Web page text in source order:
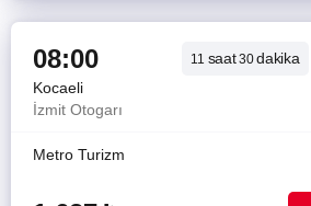
08:00 11 saat30dakika
Kocaeli
İzmit Otogarı
Metro Turizm